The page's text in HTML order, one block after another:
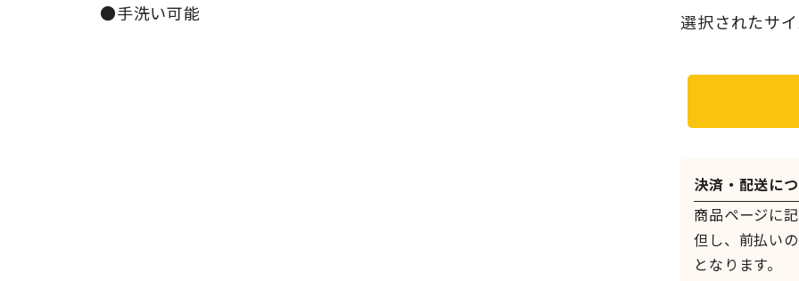
●手洗い可能
選択されたサ
決済・配送に
商品ページに
但し、前払い
となります。